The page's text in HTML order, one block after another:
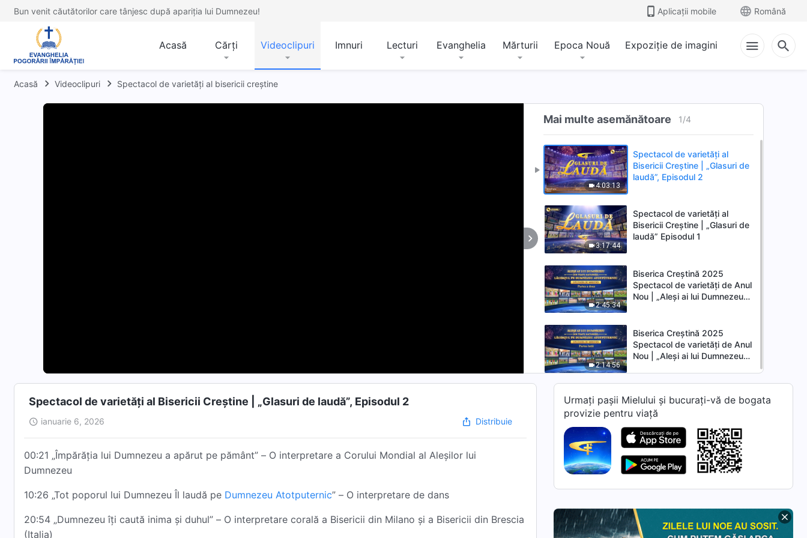
Bun venit căutătorilor care tânjesc după apariția lui Dumnezeu! Aplicații mobile Română
Acasă Cărți Videoclipuri Imnuri Lecturi Evanghelia Mărturii Epoca Nouă Expoziție de imagini
Acasă Videoclipuri Spectacol de varietăți al bisericii creștine
Mai multe asemănătoare 1/4
4:03:13
Spectacol de varietăți al
Bisericii Creștine | „Glasuri de
laudă”, Episodul 2
3:17:44
Spectacol de varietăți al
Bisericii Creștine | „Glasuri de
laudă” Episodul 1
2:45:34
Biserica Creștină 2025
Spectacol de varietăți de Anul
Nou | „Aleși ai lui Dumnezeu
(Partea a doua)
2:14:56
Biserica Creștină 2025
Spectacol de varietăți de Anul
Nou | „Aleși ai lui Dumnezeu
Spectacol de varietăți al Bisericii Creștine | „Glasuri de laudă”, Episodul 2
ianuarie 6, 2026 Distribuie
00:21 „Împărăția lui Dumnezeu a apărut pe pământ” – O interpretare a Corului Mondial al Aleșilor lui
Dumnezeu
10:26 „Tot poporul lui Dumnezeu Îl laudă pe Dumnezeu Atotputernic” – O interpretare de dans
20:54 „Dumnezeu îți caută inima și duhul” – O interpretare corală a Bisericii din Milano și a Bisericii din Brescia
(Italia)
Urmați pașii Mielului și bucurați-vă de bogata
provizie pentru viață